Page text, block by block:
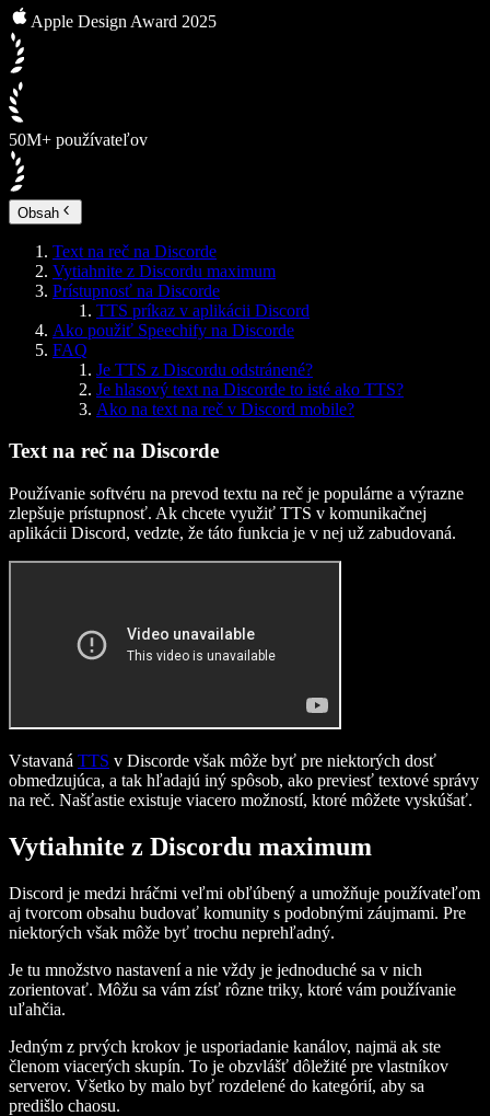
Apple Design Award 2025
50M+ používateľov
Obsah
Text na reč na Discorde
Vytiahnite z Discordu maximum
Prístupnosť na Discorde
TTS príkaz v aplikácii Discord
Ako použiť Speechify na Discorde
FAQ
Je TTS z Discordu odstránené?
Je hlasový text na Discorde to isté ako TTS?
Ako na text na reč v Discord mobile?
Text na reč na Discorde
Používanie softvéru na prevod textu na reč je populárne a výrazne
zlepšuje prístupnosť. Ak chcete využiť TTS v komunikačnej
aplikácii Discord, vedzte, že táto funkcia je v nej už zabudovaná.
Vstavaná TTS v Discorde však môže byť pre niektorých dosť
obmedzujúca, a tak hľadajú iný spôsob, ako previesť textové správy
na reč. Našťastie existuje viacero možností, ktoré môžete vyskúšať.
Vytiahnite z Discordu maximum
Discord je medzi hráčmi veľmi obľúbený a umožňuje používateľom
aj tvorcom obsahu budovať komunity s podobnými záujmami. Pre
niektorých však môže byť trochu neprehľadný.
Je tu množstvo nastavení a nie vždy je jednoduché sa v nich
zorientovať. Môžu sa vám zísť rôzne triky, ktoré vám používanie
uľahčia.
Jedným z prvých krokov je usporiadanie kanálov, najmä ak ste
členom viacerých skupín. To je obzvlášť dôležité pre vlastníkov
serverov. Všetko by malo byť rozdelené do kategórií, aby sa
predišlo chaosu.